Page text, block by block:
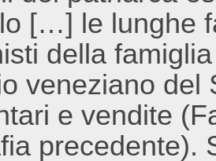
[…] le lunghe
della
veneziano del
e vendite
precedente).